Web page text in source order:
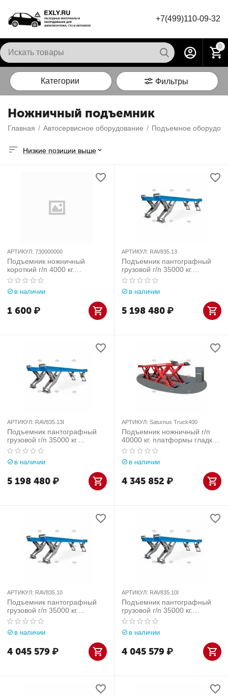
+7(499)110-09-32
0
Категории Фильтры
Ножничный подъемник
Главная / Автосервисное оборудование / Подъемное
Низкие позиции выше
АРТИКУЛ: 730000000
Подъемник ножничный
короткий г/п 4000 кг.
заглубляемый OMCN
(Италия)
в наличии
1 600₽
АРТИКУЛ: RAV835.13
Подъемник пантографный
грузовой г/п 35000 кг.
напольный, платформы
гладкие Ravaglioli (Италия)
арт. RAV835.13
в наличии
5 198 480₽
АРТИКУЛ: RAV835.13I
Подъемник пантографный
грузовой г/п 35000 кг.
заглубляемый, платформы
гладкие Ravaglioli (Италия)
арт. RAV835.13I
в наличии
5 198 480₽
АРТИКУЛ: Saturnus Truck400
Подъемник ножничный г/п
40000 кг. платформы гладкие
Werther-OMA (Италия) арт.
Saturnus Truck400
в наличии
4 345 852 ₽
АРТИКУЛ: RAV835.10
Подъемник пантографный
грузовой г/п 35000 кг.
напольный, платформы
гладкие Ravaglioli (Италия)
арт. RAV835.10
в наличии
4 045 579₽
АРТИКУЛ: RAV835.10I
Подъемник пантографный
грузовой г/п 35000 кг.
заглубляемый, платформы
гладкие Ravaglioli (Италия)
арт. RAV835.10I
в наличии
4 045 579₽